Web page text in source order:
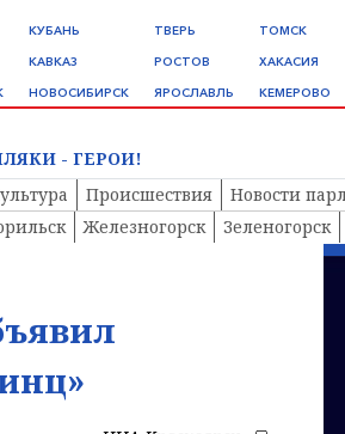
КУБАНЬ
КАВКАЗ
НОВОСИБИРСК
ТВЕРЬ
РОСТОВ
ЯРОСЛАВЛЬ
ТОМСК
ХАКАСИЯ
КЕМЕРОВО
- ГЕРОИ!
Происшествия Новости
Железногорск Зеленогорск